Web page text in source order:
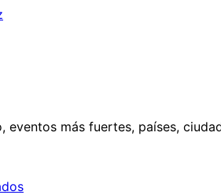
eventos más fuertes, países,